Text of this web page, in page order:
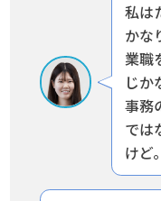
私は
かな
業職
じか
事務
では
けど。